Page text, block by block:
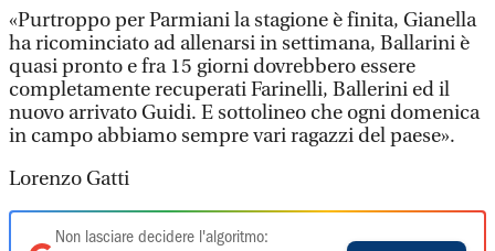
«Purtroppo per Parmiani la stagione è finita, Gianella
ha ricominciato ad allenarsi in settimana, Ballarini è
quasi pronto e fra 15 giorni dovrebbero essere
completamente recuperati Farinelli, Ballerini ed il
nuovo arrivato Guidi. E sottolineo che ogni domenica
in campo abbiamo sempre vari ragazzi del paese».
Lorenzo Gatti
Non lasciare decidere l'algoritmo: